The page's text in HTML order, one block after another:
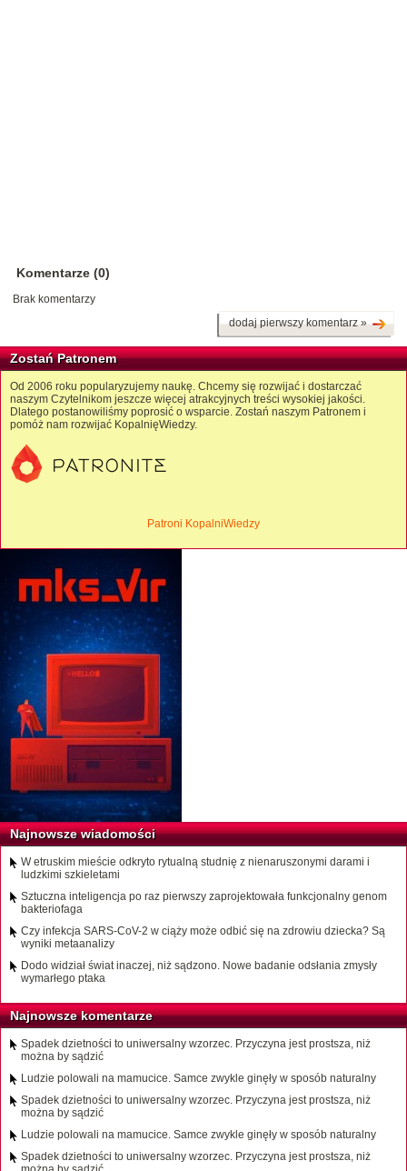
Komentarze (0)
Brak komentarzy
dodaj pierwszy komentarz »
Zostań Patronem
Od 2006 roku popularyzujemy naukę. Chcemy się rozwijać i dostarczać
naszym Czytelnikom jeszcze więcej atrakcyjnych treści wysokiej jakości.
Dlatego postanowiliśmy poprosić o wsparcie. Zostań naszym Patronem i
pomóż nam rozwijać KopalnięWiedzy.
Patroni KopalniWiedzy
Najnowsze wiadomości
W etruskim mieście odkryto rytualną studnię z nienaruszonymi darami i
ludzkimi szkieletami
Sztuczna inteligencja po raz pierwszy zaprojektowała funkcjonalny genom
bakteriofaga
Czy infekcja SARS-CoV-2 w ciąży może odbić się na zdrowiu dziecka? Są
wyniki metaanalizy
Dodo widział świat inaczej, niż sądzono. Nowe badanie odsłania zmysły
wymarłego ptaka
Najnowsze komentarze
Spadek dzietności to uniwersalny wzorzec. Przyczyna jest prostsza, niż
można by sądzić
Ludzie polowali na mamucice. Samce zwykle ginęły w sposób naturalny
Spadek dzietności to uniwersalny wzorzec. Przyczyna jest prostsza, niż
można by sądzić
Ludzie polowali na mamucice. Samce zwykle ginęły w sposób naturalny
Spadek dzietności to uniwersalny wzorzec. Przyczyna jest prostsza, niż